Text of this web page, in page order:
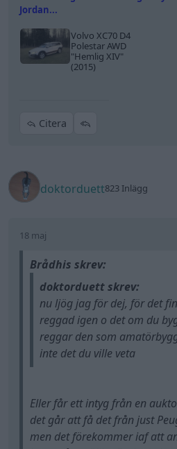
Jordan...
Volvo XC70 D4
Polestar AWD
"Hemlig XIV"
(2015)
Citera
doktorduett823 Inlägg
18 maj
Brådhis skrev:
doktorduett skrev:
nu ljög jag för dej, för det
reggad igen o det om du
reggar den som
inte det du ville veta
Eller får ett intyg från en
det går att få det från just
men det förekommer iaf att